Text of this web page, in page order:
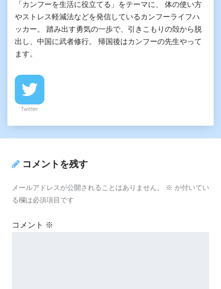
「カンフーを生活に役立てる」をテーマに、 体の使い方
やストレス軽減法などを発信しているカンフーライフハ
ッカー。 踏み出す勇気の一歩で、引きこもりの殻から脱
出し、中国に武者修行。 帰国後はカンフーの先生やって
ます。
Twitter
コメントを残す
メールアドレスが公開されることはありません。 ※ が付いてい
る欄は必須項目です
コメント ※